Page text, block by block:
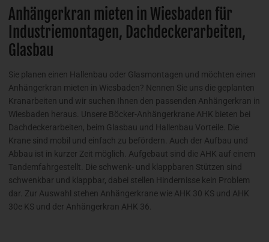
Anhängerkran mieten in Wiesbaden für
Industriemontagen, Dachdeckerarbeiten,
Glasbau
Sie planen einen Hallenbau oder Glasmontagen und möchten einen
Anhängerkran mieten in Wiesbaden? Nennen Sie uns die geplanten
Kranarbeiten und wir suchen Ihnen den passenden Anhängerkran in
Wiesbaden heraus. Unsere Böcker-Anhängerkrane AHK bieten bei
Dachdeckerarbeiten, beim Glasbau und Hallenbau Vorteile. Die
Krane sind mobil und einfach zu befördern. Auch der Aufbau und
Abbau ist in kurzer Zeit möglich. Aufgebaut sind die AHK auf einem
Tandemfahrgestellt. Die schwenk- und klappbaren Stützen sind
schwenkbar und klappbar, dabei stellen Hindernisse kein Problem
dar. Zur Auswahl stehen Anhängerkrane wie AHK 30 KS und AHK
30e KS und der Anhängerkran AHK 36.